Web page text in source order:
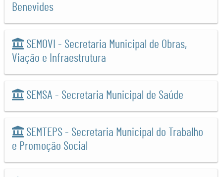
Benevides
SEMOVI - Secretaria Municipal de Obras,
Viação e Infraestrutura
SEMSA - Secretaria Municipal de Saúde
SEMTEPS - Secretaria Municipal do Trabalho
e Promoção Social